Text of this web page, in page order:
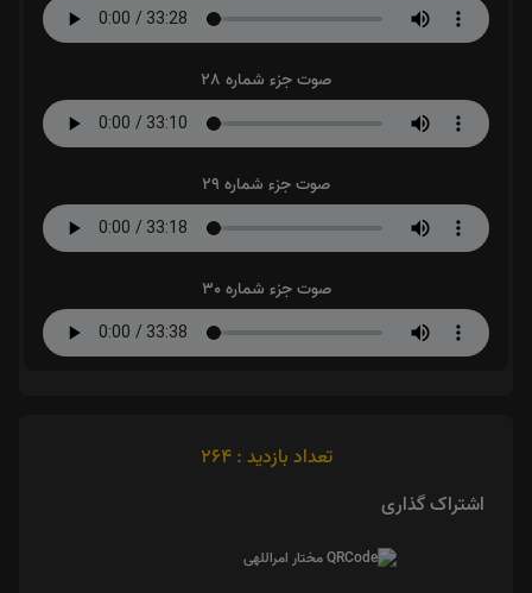
صوت جزء شماره 28
صوت جزء شماره 29
صوت جزء شماره 30
تعداد بازدید : 264
اشتراک گذاری